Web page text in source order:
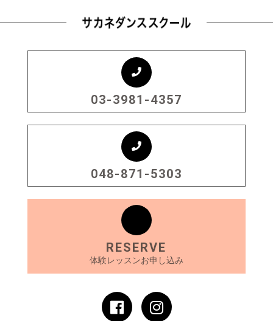
03-3981-4357
048-871-5303
RESERVE
体験レッスンお申し込み